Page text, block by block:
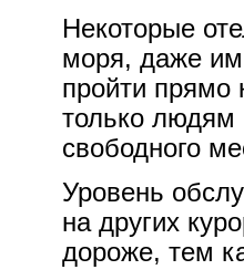
Некоторые
моря, даже
пройти прямо
только людям
свободного
Уровень
на других
дороже, тем